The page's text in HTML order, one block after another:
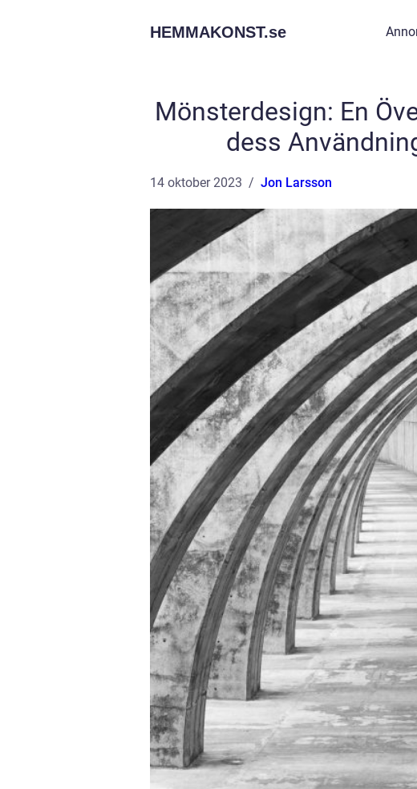
HEMMAKONST.se
Mönsterdesign: En
dess
14 oktober 2023 Jon Larsson